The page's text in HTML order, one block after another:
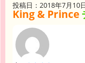
投稿日：2018年7月10
King & Prince